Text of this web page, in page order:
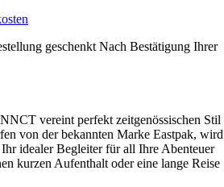
geschenkt Nach Bestätigung Ihrer
vereint perfekt zeitgenössischen Stil
von der bekannten Marke Eastpak, wird
idealer Begleiter für all Ihre Abenteuer
kurzen Aufenthalt oder eine lange Reise